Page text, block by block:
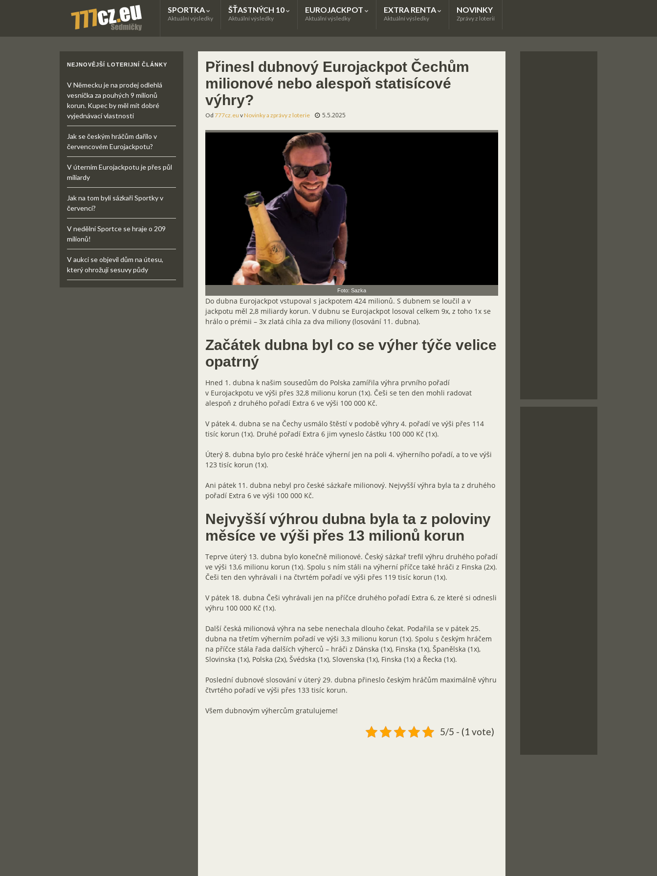
SPORTKA
Aktuální výsledky
ŠŤASTNÝCH 10
Aktuální výsledky
EUROJACKPOT
Aktuální výsledky
EXTRA RENTA
Aktuální výsledky
NOVINKY
Zprávy z loterií
Přinesl dubnový Eurojackpot Čechům
milionové nebo alespoň statisícové
výhry?
Od 777cz.eu vNovinky a zprávy z loterie 5.5.2025
Foto: Sazka
Do dubna Eurojackpot vstupoval s jackpotem 424 milionů. S dubnem se loučil a v
jackpotu měl 2,8 miliardy korun. V dubnu se Eurojackpot losoval celkem 9x, z toho 1x se
hrálo o prémii – 3x zlatá cihla za dva miliony (losování 11. dubna).
Začátek dubna byl co se výher týče velice
opatrný
Hned 1. dubna k našim sousedům do Polska zamířila výhra prvního pořadí
v Eurojackpotu ve výši přes 32,8 milionu korun (1x). Češi se ten den mohli radovat
alespoň z druhého pořadí Extra 6 ve výši 100 000 Kč.
V pátek 4. dubna se na Čechy usmálo štěstí v podobě výhry 4. pořadí ve výši přes 114
tisíc korun (1x). Druhé pořadí Extra 6 jim vyneslo částku 100 000 Kč (1x).
Úterý 8. dubna bylo pro české hráče výherní jen na poli 4. výherního pořadí, a to ve výši
123 tisíc korun (1x).
Ani pátek 11. dubna nebyl pro české sázkaře milionový. Nejvyšší výhra byla ta z druhého
pořadí Extra 6 ve výši 100 000 Kč.
Nejvyšší výhrou dubna byla ta z poloviny
měsíce ve výši přes 13 milionů korun
Teprve úterý 13. dubna bylo konečně milionové. Český sázkař trefil výhru druhého pořadí
ve výši 13,6 milionu korun (1x). Spolu s ním stáli na výherní příčce také hráči z Finska (2x).
Češi ten den vyhrávali i na čtvrtém pořadí ve výši přes 119 tisíc korun (1x).
V pátek 18. dubna Češi vyhrávali jen na příčce druhého pořadí Extra 6, ze které si odnesli
výhru 100 000 Kč (1x).
Další česká milionová výhra na sebe nenechala dlouho čekat. Podařila se v pátek 25.
dubna na třetím výherním pořadí ve výši 3,3 milionu korun (1x). Spolu s českým hráčem
na příčce stála řada dalších výherců – hráči z Dánska (1x), Finska (1x), Španělska (1x),
Slovinska (1x), Polska (2x), Švédska (1x), Slovenska (1x), Finska (1x) a Řecka (1x).
Poslední dubnové slosování v úterý 29. dubna přineslo českým hráčům maximálně výhru
čtvrtého pořadí ve výši přes 133 tisíc korun.
Všem dubnovým výhercům gratulujeme!
5/5 - (1 vote)
NEJNOVĚJŠÍ LOTERIJNÍ ČLÁNKY
V Německu je na prodej odlehlá
vesnička za pouhých 9 milionů
korun. Kupec by měl mít dobré
vyjednávací vlastnosti
Jak se českým hráčům dařilo v
červencovém Eurojackpotu?
V úterním Eurojackpotu je přes půl
miliardy
Jak na tom byli sázkaři Sportky v
červenci?
V nedělní Sportce se hraje o 209
milionů!
V aukci se objevil dům na útesu,
který ohrožují sesuvy půdy